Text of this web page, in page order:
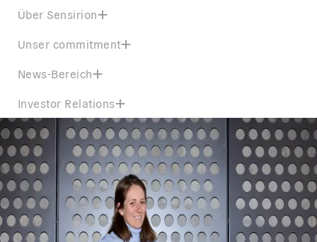
Über Sensirion
Unser commitment
News-Bereich
Investor Relations